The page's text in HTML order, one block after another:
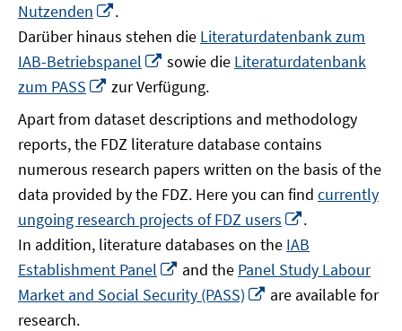
Nutzenden
neuem
Fenster
öffnen
.
Darüber hinaus stehen die Literaturdatenbank zum
IAB-Betriebspanel
In
neuem
Fenster
öffnen
sowie die Literaturdatenbank
zum PASS
In
Fenster
öffnen
zur Verfügung.
Apart from dataset descriptions and methodology
reports, the FDZ literature database contains
numerous research papers written on the basis of the
data provided by the FDZ. Here you can find currently
ungoing research projects of FDZ users
neuem
Fenster
öffnen
.
In addition, literature databases on the IAB
Establishment Panel
In
neuem
Fenster
and the Panel Study Labour
Market and Social Security (PASS)
In
are available for
research.